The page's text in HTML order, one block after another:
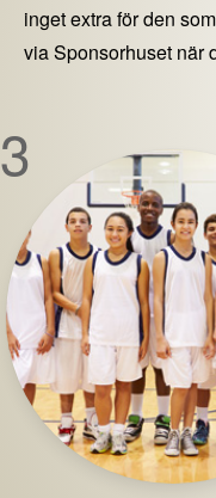
inget extra för den
via Sponsorhuset när
3